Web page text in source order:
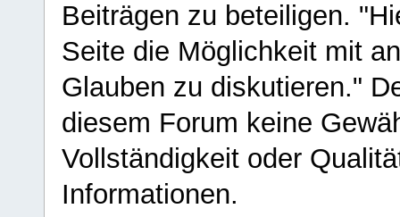
Beiträgen zu beteiligen.
Seite die Möglichkeit mit
Glauben zu diskutieren."
diesem Forum keine
Vollständigkeit oder
Informationen.